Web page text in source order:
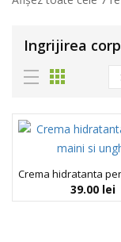
Ingrijirea
39.00 lei